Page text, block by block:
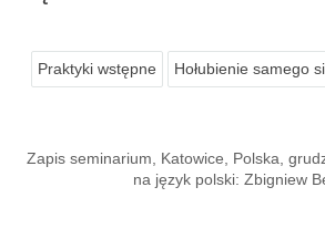
Praktyki wstępne Hołubienie samego
Zapis seminarium, Katowice, Polska,
na język polski: Zbigniew